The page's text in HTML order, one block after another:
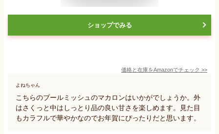
ショップでみる
価格と在庫をAmazonでチェック >>
よねちゃん
こちらのブールミッシュのマカロンはいかがでしょうか。外
はさくっと中はしっとり品の良い甘さを楽しめます。見た目
もカラフルで華やかなのでお年賀にぴったりだと思います。